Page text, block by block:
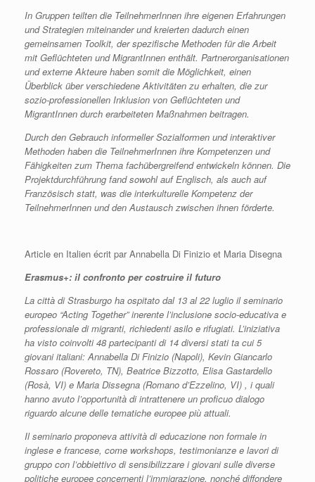
In Gruppen teilten die TeilnehmerInnen ihre eigenen Erfahrungen
und Strategien miteinander und kreierten dadurch einen
gemeinsamen Toolkit, der spezifische Methoden für die Arbeit
mit Geflüchteten und MigrantInnen enthält. Partnerorganisationen
und externe Akteure haben somit die Möglichkeit, einen
Überblick über verschiedene Aktivitäten zu erhalten, die zur
sozio-professionellen Inklusion von Geflüchteten und
MigrantInnen durch erarbeiteten Maßnahmen beitragen.
Durch den Gebrauch informeller Sozialformen und interaktiver
Methoden haben die TeilnehmerInnen ihre Kompetenzen und
Fähigkeiten zum Thema fachübergreifend entwickeln können. Die
Projektdurchführung fand sowohl auf Englisch, als auch auf
Französisch statt, was die interkulturelle Kompetenz der
TeilnehmerInnen und den Austausch zwischen ihnen förderte.
Article en Italien écrit par Annabella Di Finizio et Maria Disegna
Erasmus+: il confronto per costruire il futuro
La città di Strasburgo ha ospitato dal 13 al 22 luglio il seminario
europeo “Acting Together” inerente l’inclusione socio-educativa e
professionale di migranti, richiedenti asilo e rifugiati. L’iniziativa
ha visto coinvolti 48 partecipanti di 14 diversi stati ta cui 5
giovani italiani: Annabella Di Finizio (Napoli), Kevin Giancarlo
Rossaro (Rovereto, TN), Beatrice Bizzotto, Elisa Gastardello
(Rosà, VI) e Maria Dissegna (Romano d’Ezzelino, VI) , i quali
hanno avuto l’opportunità di intrattenere un proficuo dialogo
riguardo alcune delle tematiche europee più attuali.
Il seminario proponeva attività di educazione non formale in
inglese e francese, come workshops, testimonianze e lavori di
gruppo con l’obbiettivo di sensibilizzare i giovani sulle diverse
politiche europee concernenti l’immigrazione, nonché diffondere